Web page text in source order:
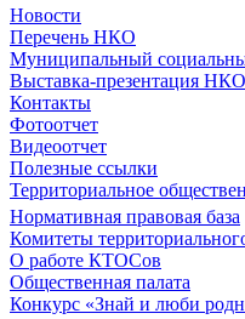
Новости
Перечень НКО
Муниципальный
Выставка-презентация НКО
Контакты
Фотоотчет
Видеоотчет
Полезные ссылки
Территориальное
Нормативная правовая база
Комитеты
О работе КТОСов
Общественная палата
Конкурс «Знай и люби